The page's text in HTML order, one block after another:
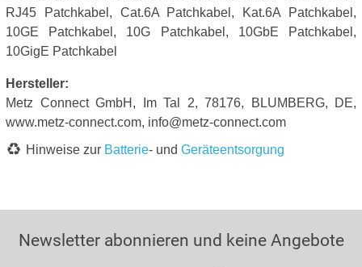
RJ45 Patchkabel, Cat.6A Patchkabel, Kat.6A Patchkabel,
10GE Patchkabel, 10G Patchkabel, 10GbE Patchkabel,
10GigE Patchkabel
Hersteller:
Metz Connect GmbH, Im Tal 2, 78176, BLUMBERG, DE,
www.metz-connect.com, info@metz-connect.com
Hinweise zur Batterie- und Geräteentsorgung
Newsletter abonnieren und keine Angebote